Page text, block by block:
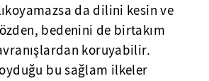
da dilini kesin ve
bedenini de birtakım
koruyabilir.
bu sağlam ilkeler